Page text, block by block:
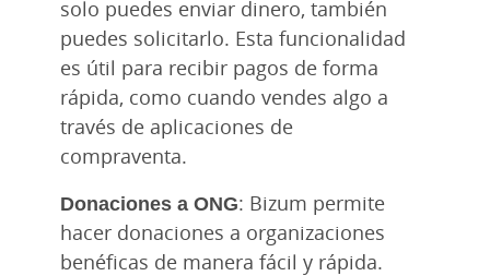
solo puedes enviar dinero, también
puedes solicitarlo. Esta funcionalidad
es útil para recibir pagos de forma
rápida, como cuando vendes algo a
través de aplicaciones de
compraventa.
Donaciones a ONG: Bizum permite
hacer donaciones a organizaciones
benéficas de manera fácil y rápida.